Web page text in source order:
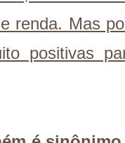
renda. Mas
positivas